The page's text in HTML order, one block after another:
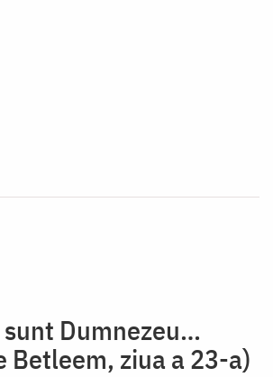
Dumnezeu…
Betleem, ziua a 23-a)